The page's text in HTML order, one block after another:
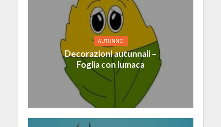
AUTUNNO
Decorazioni autunnali –
Foglia con lumaca